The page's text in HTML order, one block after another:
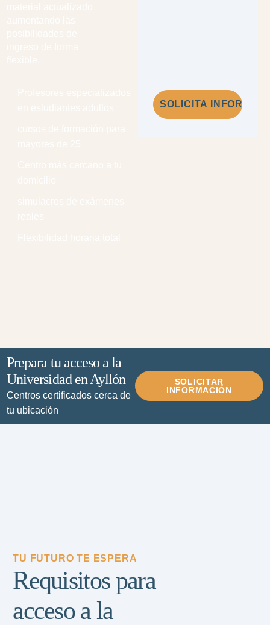
Prepara tu acceso a la
Universidad en Ayllón
Centros certificados cerca de
tu ubicación
SOLICITAR
INFORMACIÓN
TU FUTURO TE ESPERA
Requisitos para
acceso a la